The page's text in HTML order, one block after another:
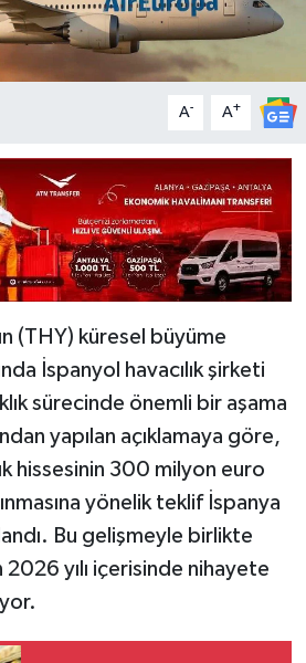
A- A+
(THY) küresel büyüme
İspanyol havacılık şirketi
sürecinde önemli bir aşama
yapılan açıklamaya göre,
hissesinin 300 milyon euro
yönelik teklif İspanya
Bu gelişmeyle birlikte
2026 yılı içerisinde nihayete